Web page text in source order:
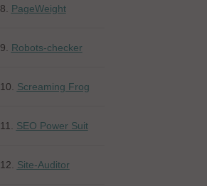
8. PageWeight
9. Robots-checker
10. Screaming Frog
11. SEO Power Suit
12. Site-Auditor